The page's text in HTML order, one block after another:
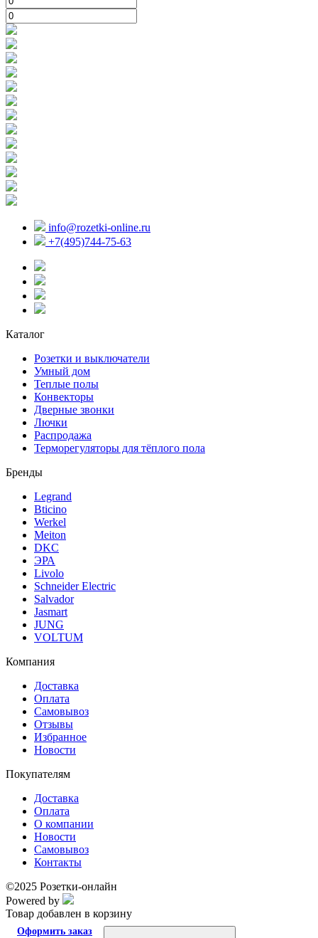
info@rozetki-online.ru
+7(495)744-75-63
Каталог
Розетки и выключатели
Умный дом
Теплые полы
Конвекторы
Дверные звонки
Лючки
Распродажа
Терморегуляторы для тёплого пола
Бренды
Legrand
Bticino
Werkel
Meiton
DKC
ЭРА
Livolo
Schneider Electric
Salvador
Jasmart
JUNG
VOLTUM
Компания
Доставка
Оплата
Самовывоз
Отзывы
Избранное
Новости
Покупателям
Доставка
Оплата
О компании
Новости
Самовывоз
Контакты
©2025 Розетки-онлайн
Powered by
Товар добавлен в корзину
Оформить заказ